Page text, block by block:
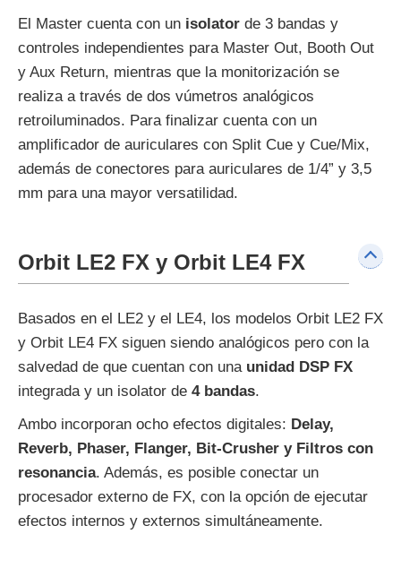
El Master cuenta con un isolator de 3 bandas y
controles independientes para Master Out, Booth Out
y Aux Return, mientras que la monitorización se
realiza a través de dos vúmetros analógicos
retroiluminados. Para finalizar cuenta con un
amplificador de auriculares con Split Cue y Cue/Mix,
además de conectores para auriculares de 1/4” y 3,5
mm para una mayor versatilidad.
Orbit LE2 FX y Orbit LE4 FX
Basados en el LE2 y el LE4, los modelos Orbit LE2 FX
y Orbit LE4 FX siguen siendo analógicos pero con la
salvedad de que cuentan con una unidad DSP FX
integrada y un isolator de 4 bandas.
Ambo incorporan ocho efectos digitales: Delay,
Reverb, Phaser, Flanger, Bit-Crusher y Filtros con
resonancia. Además, es posible conectar un
procesador externo de FX, con la opción de ejecutar
efectos internos y externos simultáneamente.